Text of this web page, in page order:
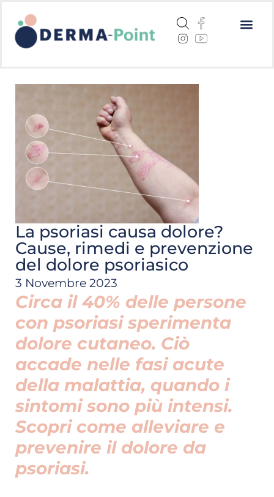
La psoriasi causa dolore?
Cause, rimedi e prevenzione
del dolore psoriasico
3 Novembre 2023
Circa il 40% delle persone
con psoriasi sperimenta
dolore cutaneo. Ciò
accade nelle fasi acute
della malattia, quando i
sintomi sono più intensi.
Scopri come alleviare e
prevenire il dolore da
psoriasi.